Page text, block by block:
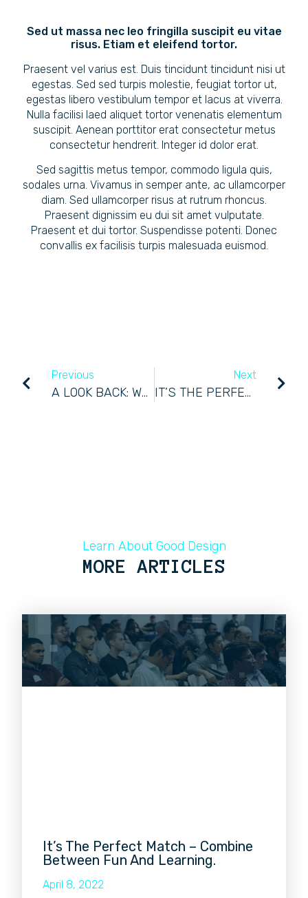
Sed ut massa nec leo fringilla suscipit eu vitae
risus. Etiam et eleifend tortor.
Praesent vel varius est. Duis tincidunt tincidunt nisi ut
egestas. Sed sed turpis molestie, feugiat tortor ut,
egestas libero vestibulum tempor et lacus at viverra.
Nulla facilisi laed aliquet tortor venenatis elementum
suscipit. Aenean porttitor erat consectetur metus
consectetur hendrerit. Integer id dolor erat.
Sed sagittis metus tempor, commodo ligula quis,
sodales urna. Vivamus in semper ante, ac ullamcorper
diam. Sed ullamcorper risus at rutrum rhoncus.
Praesent dignissim eu dui sit amet vulputate.
Praesent et dui tortor. Suspendisse potenti. Donec
convallis ex facilisis turpis malesuada euismod.
Previous
A LOOK BACK: WATCH THE HIGHLIGHTS FROM OUR LAST CONFERENCE
Next
IT’S THE PERFECT MATCH – COMBINE BETWEEN FUN AND LEARNING.
Learn About Good Design
MORE ARTICLES
It’s The Perfect Match – Combine
Between Fun And Learning.
April 8, 2022